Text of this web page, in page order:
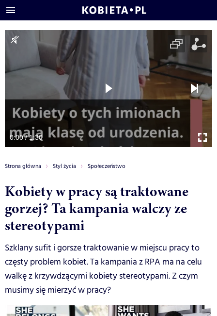
0:00 / 1:30
Strona główna Styl życia Społeczeństwo
Kobiety w pracy są traktowane
gorzej? Ta kampania walczy ze
stereotypami
Szklany sufit i gorsze traktowanie w miejscu pracy to
częsty problem kobiet. Ta kampania z RPA ma na celu
walkę z krzywdzącymi kobiety stereotypami. Z czym
musimy się mierzyć w pracy?